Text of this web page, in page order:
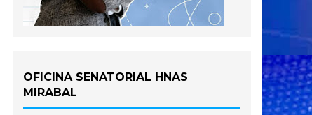
OFICINA SENATORIAL HNAS
MIRABAL